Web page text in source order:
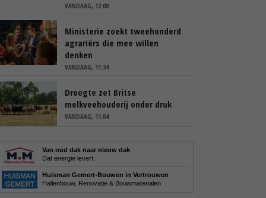
VANDAAG, 12:00
Ministerie zoekt tweehonderd
agrariërs die mee willen
denken
VANDAAG, 11:34
Droogte zet Britse
melkveehouderij onder druk
VANDAAG, 11:04
Van oud dak naar nieuw dak
Dat energie levert.
Huisman Gemert-Bouwen in Vertrouwen
Hallenbouw, Renovatie & Bouwmaterialen